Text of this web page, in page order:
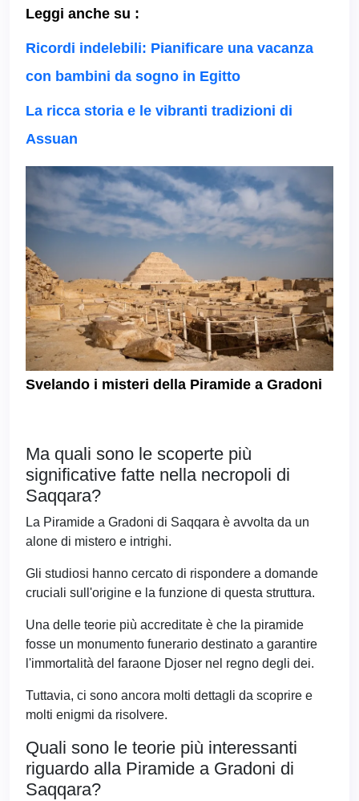
Leggi anche su :
Ricordi indelebili: Pianificare una vacanza
con bambini da sogno in Egitto
La ricca storia e le vibranti tradizioni di
Assuan
Svelando i misteri della Piramide a Gradoni
Ma quali sono le scoperte più
significative fatte nella necropoli di
Saqqara?
La Piramide a Gradoni di Saqqara è avvolta da un
alone di mistero e intrighi.
Gli studiosi hanno cercato di rispondere a domande
cruciali sull'origine e la funzione di questa struttura.
Una delle teorie più accreditate è che la piramide
fosse un monumento funerario destinato a garantire
l'immortalità del faraone Djoser nel regno degli dei.
Tuttavia, ci sono ancora molti dettagli da scoprire e
molti enigmi da risolvere.
Quali sono le teorie più interessanti
riguardo alla Piramide a Gradoni di
Saqqara?